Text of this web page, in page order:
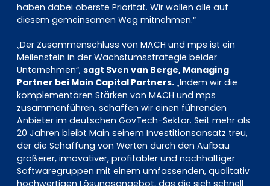
haben dabei oberste Priorität. Wir wollen alle auf
diesem gemeinsamen Weg mitnehmen.“
„Der Zusammenschluss von MACH und mps ist ein
Meilenstein in der Wachstumsstrategie beider
Unternehmen“, sagt Sven van Berge, Managing
Partner bei Main Capital Partners. „Indem wir die
komplementären Stärken von MACH und mps
zusammenführen, schaffen wir einen führenden
Anbieter im deutschen GovTech-Sektor. Seit mehr als
20 Jahren bleibt Main seinem Investitionsansatz treu,
der die Schaffung von Werten durch den Aufbau
größerer, innovativer, profitabler und nachhaltiger
Softwaregruppen mit einem umfassenden, qualitativ
hochwertigen Lösungsangebot, das die sich schnell